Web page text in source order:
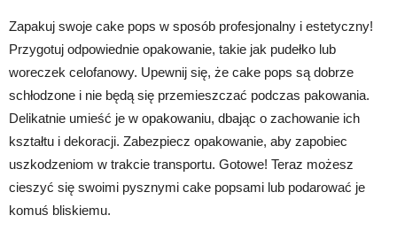
Zapakuj swoje cake pops w sposób profesjonalny i estetyczny!
Przygotuj odpowiednie opakowanie, takie jak pudełko lub
woreczek celofanowy. Upewnij się, że cake pops są dobrze
schłodzone i nie będą się przemieszczać podczas pakowania.
Delikatnie umieść je w opakowaniu, dbając o zachowanie ich
kształtu i dekoracji. Zabezpiecz opakowanie, aby zapobiec
uszkodzeniom w trakcie transportu. Gotowe! Teraz możesz
cieszyć się swoimi pysznymi cake popsami lub podarować je
komuś bliskiemu.